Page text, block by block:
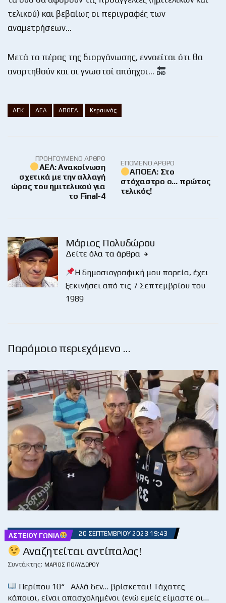
τελικού) και βεβαίως οι περιγραφές των
αναμετρήσεων…
Μετά το πέρας της διοργάνωσης, εννοείται ότι θα
αναρτηθούν και οι γνωστοί απόηχοι…
ΑΕΚ ΑΕΛ ΑΠΟΕΛ Κεραυνός
ΠΡΟΗΓΟΎΜΕΝΟ ΆΡΘΡΟ
AEΛ: Ανακοίνωση
σχετικά με την αλλαγή
ώρας του ημιτελικού για
το Final-4
ΕΠΌΜΕΝΟ ΆΡΘΡΟ
ΑΠΟΕΛ: Στο
στόχαστρο ο… πρώτος
τελικός!
Μάριος Πολυδώρου
Δείτε όλα τα άρθρα
Η δημοσιογραφική μου πορεία, έχει
ξεκινήσει από τις 7 Σεπτεμβρίου του
1989
Παρόμοιο περιεχόμενο …
ΑΣΤΕΊΟΥ ΓΩΝΊΑ 20 ΣΕΠΤΕΜΒΡΊΟΥ 2023 19:43
Αναζητείται αντίπαλος!
Συντάκτης: ΜΆΡΙΟΣ ΠΟΛΥΔΏΡΟΥ
Περίπου 10“ Αλλά δεν… βρίσκεται! Τάχατες
κάποιοι, είναι απασχολημένοι (ενώ εμείς είμαστε οι…